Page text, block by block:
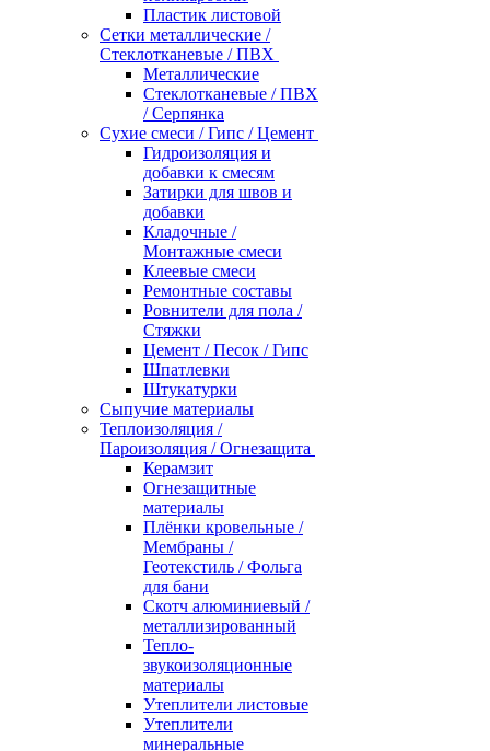
Пластик листовой
Сетки металлические /
Стеклотканевые / ПВХ
Металлические
Стеклотканевые / ПВХ
/ Серпянка
Сухие смеси / Гипс / Цемент
Гидроизоляция и
добавки к смесям
Затирки для швов и
добавки
Кладочные /
Монтажные смеси
Клеевые смеси
Ремонтные составы
Ровнители для пола /
Стяжки
Цемент / Песок / Гипс
Шпатлевки
Штукатурки
Сыпучие материалы
Теплоизоляция /
Пароизоляция / Огнезащита
Керамзит
Огнезащитные
материалы
Плёнки кровельные /
Мембраны /
Геотекстиль / Фольга
для бани
Скотч алюминиевый /
металлизированный
Тепло-
звукоизоляционные
материалы
Утеплители листовые
Утеплители
минеральные